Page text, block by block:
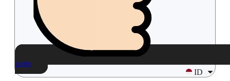
Login
ID